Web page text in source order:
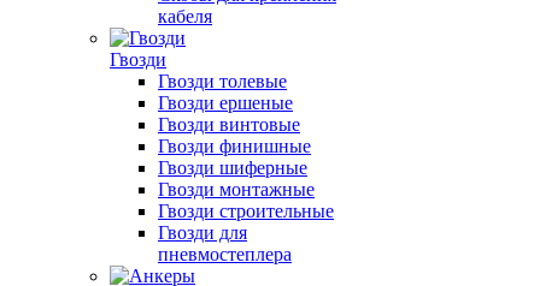
кабеля
Гвозди
Гвозди толевые
Гвозди ершеные
Гвозди винтовые
Гвозди финишные
Гвозди шиферные
Гвозди монтажные
Гвозди строительные
Гвозди для
пневмостеплера